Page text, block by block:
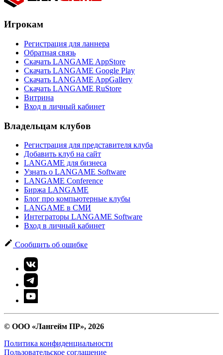
Игрокам
Регистрация для ланнера
Обратная связь
Скачать LANGAME AppStore
Скачать LANGAME Google Play
Скачать LANGAME AppGallery
Скачать LANGAME RuStore
Витрина
Вход в личный кабинет
Владельцам клубов
Регистрация для представителя клуба
Добавить клуб на сайт
LANGAME для бизнеса
Узнать о LANGAME Software
LANGAME Conference
Биржа LANGAME
Блог про компьютерные клубы
LANGAME в СМИ
Интеграторы LANGAME Software
Вход в личный кабинет
Сообщить об ошибке
© ООО «Лангейм ПР», 2026
Политика конфиденциальности
Пользовательское соглашение